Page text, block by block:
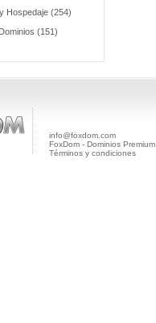
Hospedaje (254)
(151)
info@foxdom.com
FoxDom - Dominios Premium
Términos y condiciones